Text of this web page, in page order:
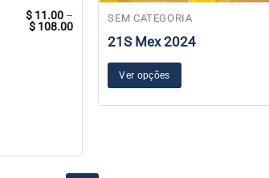
$11.00 –
$108.00Faixa
$ 11.00
SEM CATEGORIA
21S Mex 2024
Ver opções